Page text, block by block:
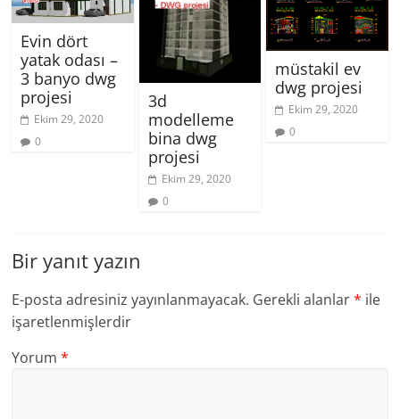
Evin dört
yatak odası –
3 banyo dwg
projesi
Ekim 29, 2020
0
3d
modelleme
bina dwg
projesi
Ekim 29, 2020
0
müstakil ev
dwg projesi
Ekim 29, 2020
0
Bir yanıt yazın
E-posta adresiniz yayınlanmayacak. Gerekli alanlar* ile
işaretlenmişlerdir
Yorum*